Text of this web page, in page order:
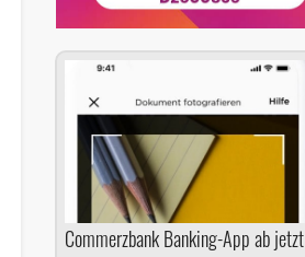
Commerzbank Banking-App ab jetzt